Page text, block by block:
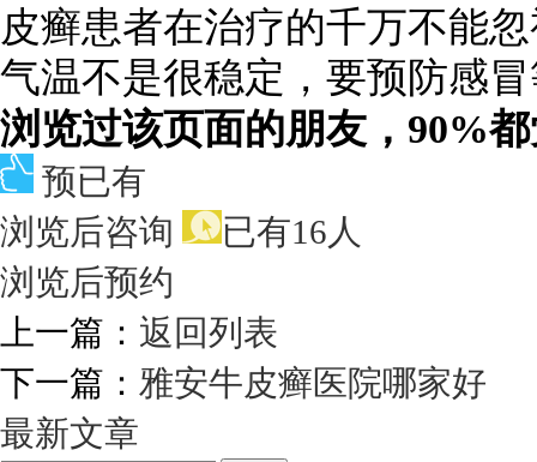
皮癣患者在治疗的千万不能
气温不是很稳定，要预防感
浏览过该页面的朋友，90%
预已有
浏览后咨询
已有16人
浏览后预约
上一篇： 返回列表
下一篇： 雅安牛皮癣医院哪家好
最新文章